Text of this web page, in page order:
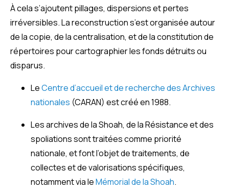
À cela s’ajoutent pillages, dispersions et pertes
irréversibles. La reconstruction s’est organisée autour
de la copie, de la centralisation, et de la constitution de
répertoires pour cartographier les fonds détruits ou
disparus.
LeCentre d’accueil et de recherche des Archives
nationales (CARAN) est créé en 1988.
Les archives de la Shoah, de la Résistance et des
spoliations sont traitées comme priorité
nationale, et font l’objet de traitements, de
collectes et de valorisations spécifiques,
notamment via leMémorial de la Shoah.